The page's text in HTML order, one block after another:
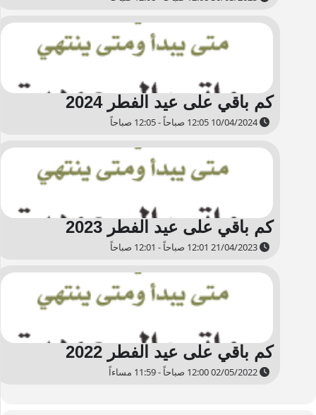
كم باقي على عيد الفطر 2024
10/04/2024 12:05 صباحاً - 12:05 صباحاً
كم باقي على عيد الفطر 2023
كم باقي على عيد الفطر 2022